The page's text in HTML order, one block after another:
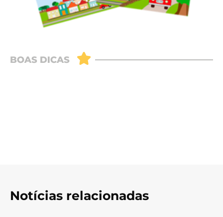
Notícias relacionadas